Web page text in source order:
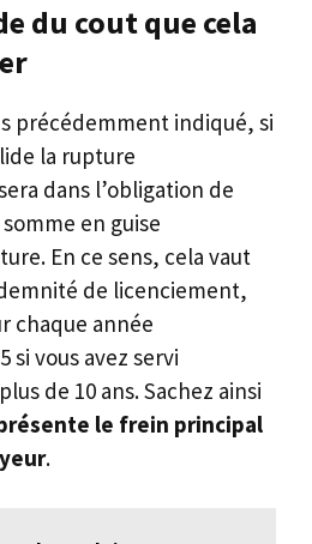
du cout que cela
précédemment indiqué, si
la rupture
dans l’obligation de
en guise
En ce sens, cela vaut
de licenciement,
chaque année
si vous avez servi
de 10 ans. Sachez ainsi
le frein principal
.